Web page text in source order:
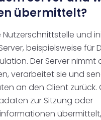
übermittelt?
Nutzerschnittstelle und
beispielsweise für
Der Server nimmt
verarbeitet sie und
an den Client zurück.
zur Sitzung oder